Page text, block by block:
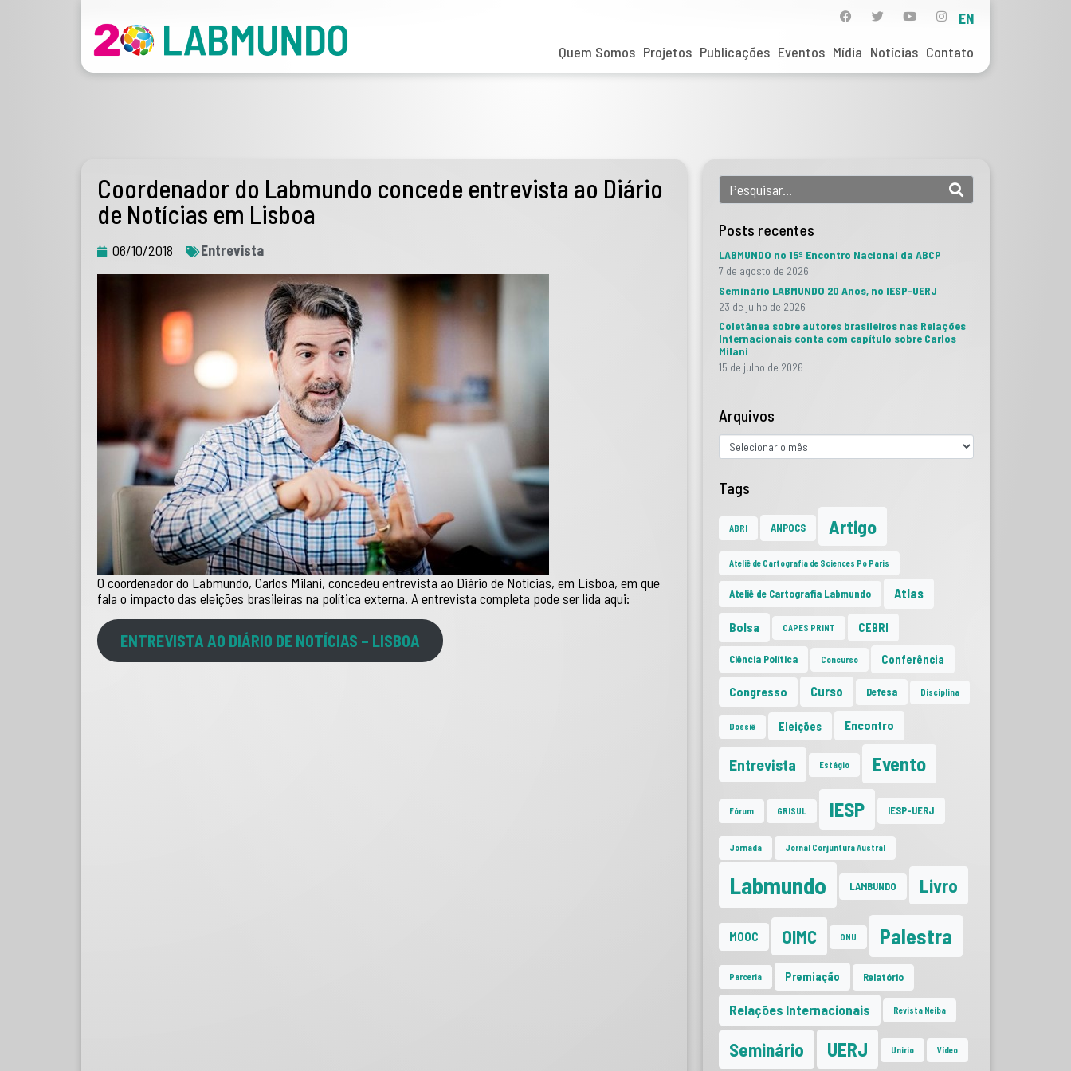
Quem Somos Projetos Publicações Eventos Mídia Notícias Contato
EN
Coordenador do Labmundo concede entrevista ao Diário
de Notícias em Lisboa
06/10/2018 Entrevista
O coordenador do Labmundo, Carlos Milani, concedeu entrevista ao Diário de Notícias, em Lisboa, em que
fala o impacto das eleições brasileiras na política externa. A entrevista completa pode ser lida aqui:
ENTREVISTA AO DIÁRIO DE NOTÍCIAS – LISBOA
Posts recentes
LABMUNDO no 15º Encontro Nacional da ABCP
7 de agosto de 2026
Seminário LABMUNDO 20 Anos, no IESP-UERJ
23 de julho de 2026
Coletânea sobre autores brasileiros nas Relações
Internacionais conta com capítulo sobre Carlos
Milani
15 de julho de 2026
Arquivos
Tags
ABRI ANPOCS Artigo
Ateliê de Cartografia de Sciences Po Paris
Ateliê de Cartografia Labmundo Atlas
Bolsa CAPES PRINT CEBRI
Ciência Política Concurso Conferência
Congresso Curso Defesa Disciplina
Dossiê Eleições Encontro
Entrevista Estágio Evento
Fórum GRISUL IESP IESP-UERJ
Jornada Jornal Conjuntura Austral
Labmundo LAMBUNDO Livro
MOOC OIMC ONU Palestra
Parceria Premiação Relatório
Relações Internacionais Revista Neiba
Seminário UERJ Unirio Vídeo